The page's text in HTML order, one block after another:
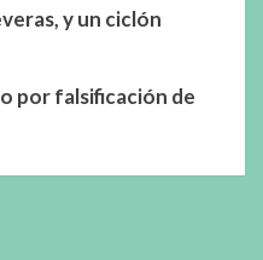
y un ciclón
por falsificación de